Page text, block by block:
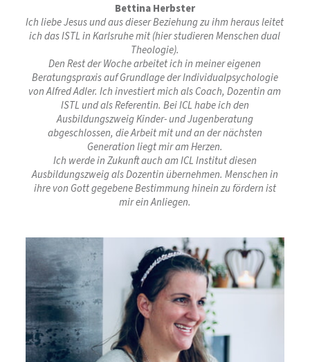
Bettina Herbster
Ich liebe Jesus und aus dieser Beziehung zu ihm heraus leitet
ich das ISTL in Karlsruhe mit (hier studieren Menschen dual
Theologie).
Den Rest der Woche arbeitet ich in meiner eigenen
Beratungspraxis auf Grundlage der Individualpsychologie
von Alfred Adler. Ich investiert mich als Coach, Dozentin am
ISTL und als Referentin. Bei ICL habe ich den
Ausbildungszweig Kinder- und Jugenberatung
abgeschlossen, die Arbeit mit und an der nächsten
Generation liegt mir am Herzen.
Ich werde in Zukunft auch am ICL Institut diesen
Ausbildungszweig als Dozentin übernehmen. Menschen in
ihre von Gott gegebene Bestimmung hinein zu fördern ist
mir ein Anliegen.